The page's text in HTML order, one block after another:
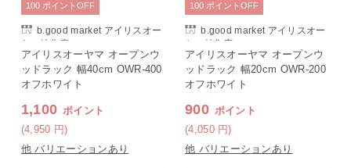
b.good market アイリスオー
ヤマ特集店
アイリスオーヤマ オープンウ
ッドラック 幅40cm OWR-400
オフホワイト
1,100 ポイント
(4,950 円)
100 ポイント OFF
他 バリエーションあり
b.good market アイリスオー
ヤマ特集店
アイリスオーヤマ オープンウ
ッドラック 幅20cm OWR-200
オフホワイト
900 ポイント
(4,050 円)
100 ポイント OFF
他 バリエーションあり